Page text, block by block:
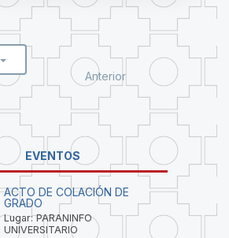
Anterior
EVENTOS
ACTO DE COLACIÓN DE
GRADO
Lugar: PARANINFO
UNIVERSITARIO